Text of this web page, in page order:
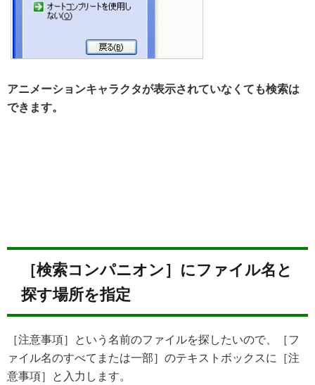
アニメーションキャラクタが表示されていなくても検索は
できます。
［検索コンパニオン］にファイル名と
探す場所を指定
［注意事項］という名前のファイルを探したいので、［フ
ァイル名のすべてまたは一部］のテキストボックスに［注
意事項］と入力します。